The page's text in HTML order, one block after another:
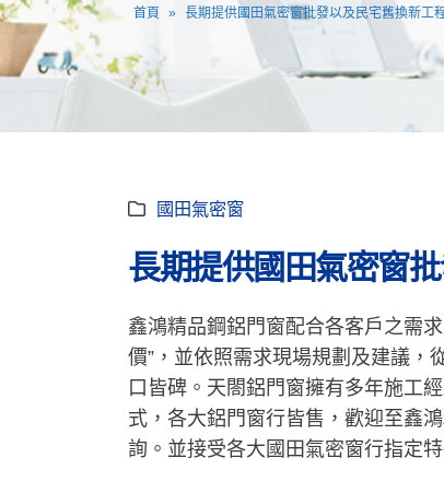
首頁 » 長期提供國田氣密窗批發以及民宅舊換新工
國田氣密窗
長期提供國田氣密窗
鑫鴻精品鋼鋁門窗配合各客戶之需
價”，並依照需求現場規劃及建議，
口皆碑。天閤鋁門窗擁有多年施工
式，各大鋁門窗行皆售，歡迎至鑫
詢。並接受各大國田氣密窗行指定